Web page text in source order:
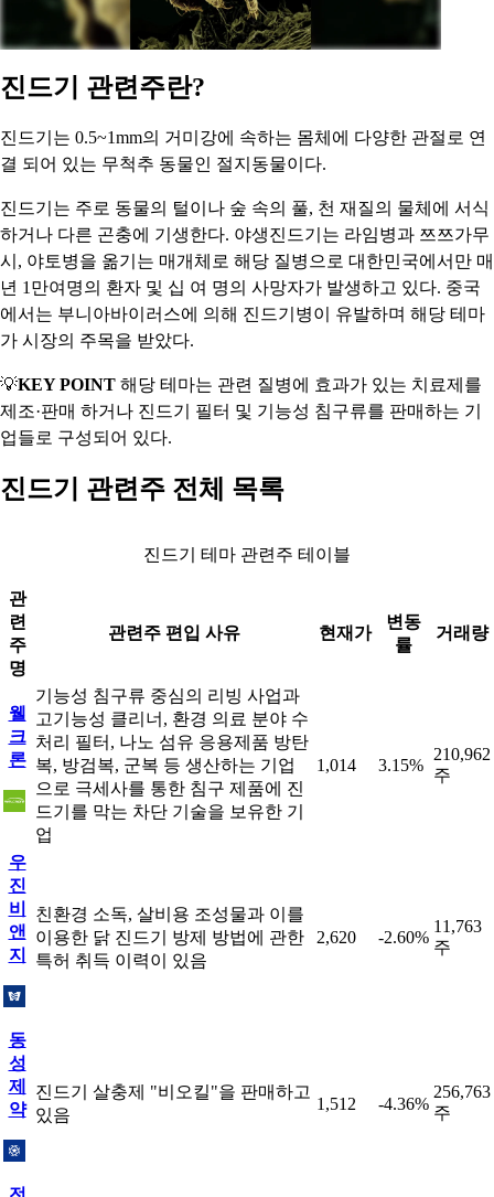
진드기 관련주란?
진드기는 0.5~1mm의 거미강에 속하는 몸체에 다양한 관절로 연
결 되어 있는 무척추 동물인 절지동물이다.
진드기는 주로 동물의 털이나 숲 속의 풀, 천 재질의 물체에 서식
하거나 다른 곤충에 기생한다. 야생진드기는 라임병과 쯔쯔가무
시, 야토병을 옮기는 매개체로 해당 질병으로 대한민국에서만 매
년 1만여명의 환자 및 십 여 명의 사망자가 발생하고 있다. 중국
에서는 부니아바이러스에 의해 진드기병이 유발하며 해당 테마
가 시장의 주목을 받았다.
💡KEY POINT 해당 테마는 관련 질병에 효과가 있는 치료제를
제조·판매 하거나 진드기 필터 및 기능성 침구류를 판매하는 기
업들로 구성되어 있다.
진드기 관련주 전체 목록
진드기 테마 관련주 테이블
관
련
주
명
관련주 편입 사유 현재가
변동
률
거래량
웰
크
론
기능성 침구류 중심의 리빙 사업과
고기능성 클리너, 환경 의료 분야 수
처리 필터, 나노 섬유 응용제품 방탄
복, 방검복, 군복 등 생산하는 기업
으로 극세사를 통한 침구 제품에 진
드기를 막는 차단 기술을 보유한 기
업
1,014 3.15%
210,962
주
우
진
비
앤
지
친환경 소독, 살비용 조성물과 이를
이용한 닭 진드기 방제 방법에 관한
특허 취득 이력이 있음
2,620 -2.60%
11,763
주
동
성
제
약
진드기 살충제 "비오킬"을 판매하고
있음
1,512 -4.36%
256,763
주